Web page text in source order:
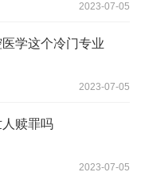
2023-07-05
学这个冷门专业
2023-07-05
赎罪吗
2023-07-05